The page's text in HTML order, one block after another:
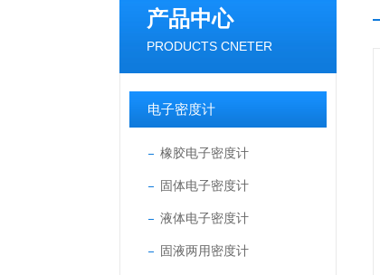
产品中心
PRODUCTS CNETER
电子密度计
橡胶电子密度计
固体电子密度计
液体电子密度计
固液两用密度计